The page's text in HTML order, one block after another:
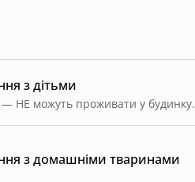
з домашніми тваринами
з дітьми
— НЕ можуть проживати у будинку.